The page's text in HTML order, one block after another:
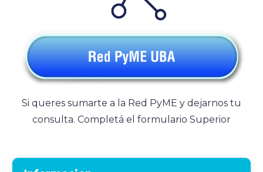
Si queres sumarte a la Red PyME y dejarnos tu
consulta. Completá el formulario Superior